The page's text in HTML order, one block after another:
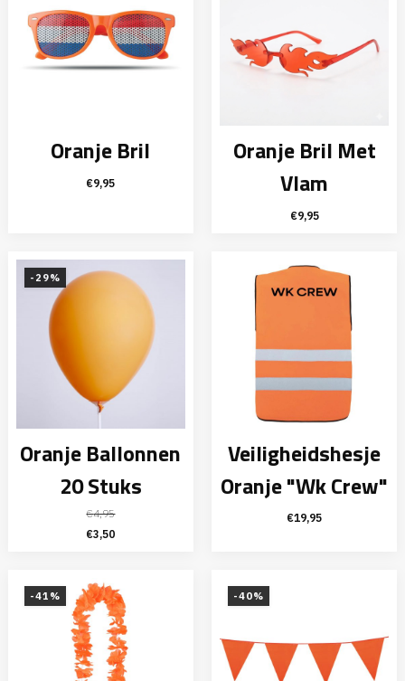
Oranje Bril
€9,95
Oranje Bril Met
Vlam
€9,95
-29%
Oranje Ballonnen
20 Stuks
€4,95
Oorspronkelijke
€4,95.
€3,50Huidige
€3,50.
Veiligheidshesje
Oranje "Wk Crew"
€19,95
-41% -40%